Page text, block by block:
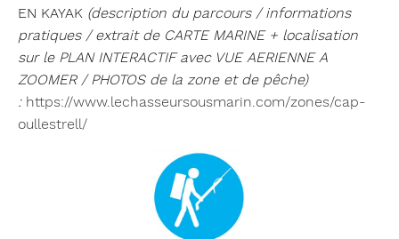
EN KAYAK (description du parcours / informations
pratiques / extrait de CARTE MARINE + localisation
sur le PLAN INTERACTIF avec VUE AERIENNE A
ZOOMER / PHOTOS de la zone et de pêche)
: https://www.lechasseursousmarin.com/zones/cap-
oullestrell/